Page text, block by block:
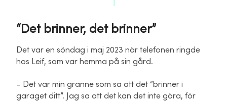
“Det brinner, det brinner”
Det var en söndag i maj 2023 när telefonen ringde
hos Leif, som var hemma på sin gård.
– Det var min granne som sa att det “brinner i
garaget ditt”. Jag sa att det kan det inte göra, för